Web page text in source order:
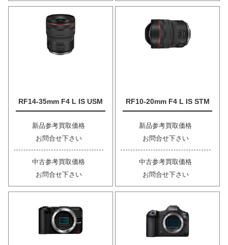
RF14-35mm F4 L IS USM
新品参考買取価格
お問合せ下さい
中古参考買取価格
お問合せ下さい
RF10-20mm F4 L IS STM
新品参考買取価格
お問合せ下さい
中古参考買取価格
お問合せ下さい